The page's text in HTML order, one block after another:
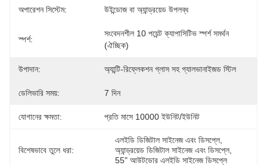
অপারেশন সিস্টেম: উইন্ডোজ বা অ্যান্ড্রয়েড উপলব্ধ
স্পর্শ:
সংবেদনশীল 10 পয়েন্ট ক্যাপাসিটিভ স্পর্শ সমর্থন
(ঐচ্ছিক)
উপাদান: অ্যান্টি-রিফ্লেকশন গ্লাস সহ গ্যালভানাইজড স্টিল
ডেলিভারি সময়: 7 দিন
যোগানের ক্ষমতা: প্রতি মাসে 10000 ইউনিট/ইউনিট
বিশেষভাবে তুলে ধরা:
এলইডি ডিজিটাল সাইনেজ এবং ডিসপ্লে
অ্যান্ড্রয়েড ডিজিটাল সাইনেজ এবং ডিসপ্লে
55" আউটডোর এলইডি সাইনেজ ডিসপ্লে